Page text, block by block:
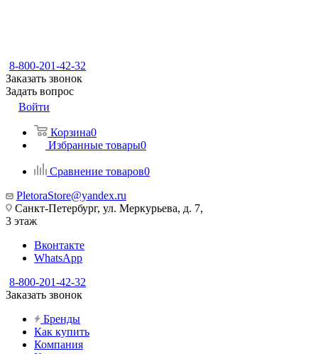
8-800-201-42-32
Заказать звонок
Задать вопрос
Войти
Корзина0
Избранные товары0
Сравнение товаров0
PletoraStore@yandex.ru
Санкт-Петербург, ул. Меркурьева, д. 7,
3 этаж
Вконтакте
WhatsApp
8-800-201-42-32
Заказать звонок
Бренды
Как купить
Компания